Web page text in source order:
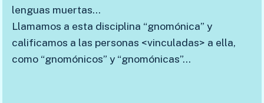
lenguas muertas…
Llamamos a esta disciplina “gnomónica” y
calificamos a las personas <vinculadas> a ella,
como “gnomónicos” y “gnomónicas”…